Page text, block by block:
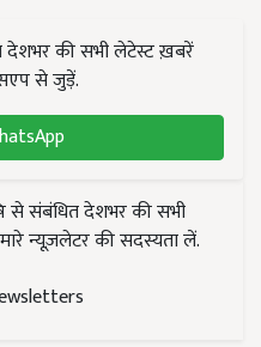
देशभर की सभी लेटेस्ट ख़बरें
से जुड़ें.
से संबंधित देशभर की सभी
न्यूज़लेटर की सदस्यता लें.